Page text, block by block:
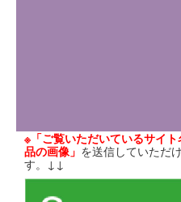
※「ご覧いただいているサイ
品の画像」 を送信していただ
す。↓↓